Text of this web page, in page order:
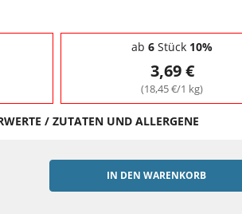
ab 6 Stück 10%
3,69 €
(18,45 €/1 kg)
/ ZUTATEN UND ALLERGENE
IN DEN WARENKORB